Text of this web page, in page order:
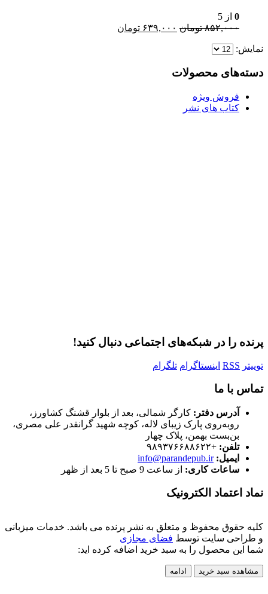
0 از 5
۸۵۲,۰۰۰ تومان قیمت
۶۳۹,۰۰۰ تومان
نمایش:
دسته‌های محصولات
فروش ویژه
کتاب های نشر
پرنده را در شبکه‌های اجتماعی دنبال کنید!
توییتر RSS اینستاگرام تلگرام
تماس با ما
آدرس دفتر: کارگر شمالی، بعد از بلوار قشنگ کشاورز،
روبه‌روی پارک زیبای لاله، کوچه شهید گرانقدر علی مصری،
بن‌بست بهمن، پلاک چهار
تلفن: +۹۸۹۳۷۶۶۸۸۶۲۲
ایمیل: info@parandepub.ir
ساعات کاری: از ساعت 9 صبح تا 5 بعد از ظهر
نماد اعتماد الکترونیک
کلیه حقوق محفوظ و متعلق به نشر پرنده می باشد. خدمات میزبانی
و طراحی سایت توسط فضای مجازی
شما این محصول را به سبد خرید اضافه کرده اید:
مشاهده سبد خرید ادامه